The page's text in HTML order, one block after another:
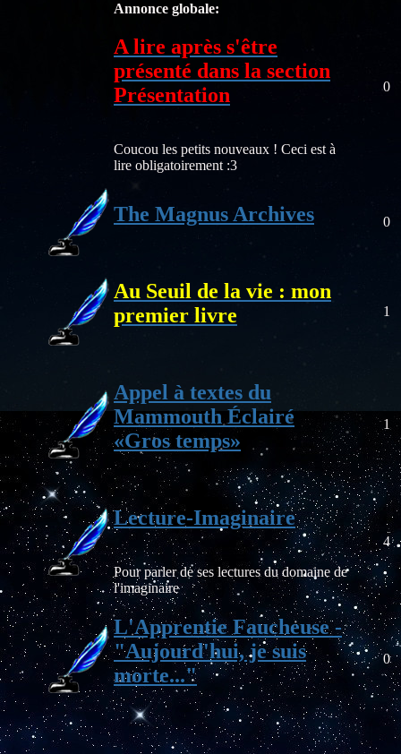
Annonce globale:
A lire après s'être
présenté dans la section
Présentation
Coucou les petits nouveaux ! Ceci est à
lire obligatoirement :3
0
The Magnus Archives 0
Au Seuil de la vie : mon
premier livre
1
Appel à textes du
Mammouth Éclairé
«Gros temps»
1
Lecture-Imaginaire
Pour parler de ses lectures du domaine de
l'imaginaire
4
L'Apprentie Faucheuse -
"Aujourd'hui, je suis
morte..."
0